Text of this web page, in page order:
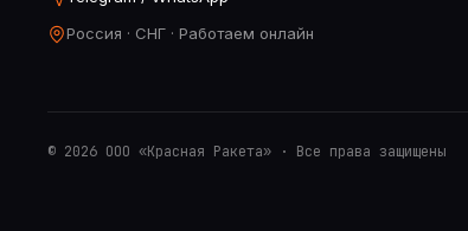
Россия · СНГ · Работаем онлайн
© 2026 ООО «Красная Ракета» · Все права защищены